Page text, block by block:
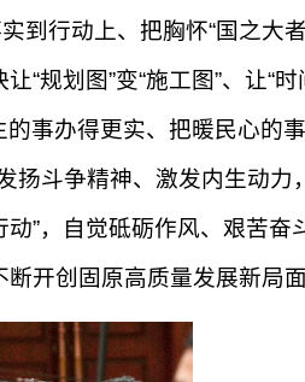
到行动上、把胸怀“国之大
规划图”变“施工图”、让“时
事办得更实、把暖民心的事
斗争精神、激发内生动力
”，自觉砥砺作风、艰苦奋
开创固原高质量发展新局面